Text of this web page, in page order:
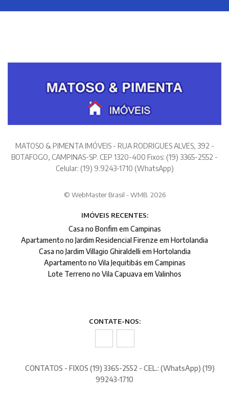
MATOSO & PIMENTA IMÓVEIS - RUA RODRIGUES ALVES, 392 -
BOTAFOGO, CAMPINAS-SP. CEP 1320-400 Fixos: (19) 3365-2552 -
Celular: (19) 9.9243-1710 (WhatsApp)
© WebMaster Brasil - WMB. 2026
IMÓVEIS RECENTES:
Casa no Bonfim em Campinas
Apartamento no Jardim Residencial Firenze em Hortolandia
Casa no Jardim Villagio Ghiraldelli em Hortolandia
Apartamento no Vila Jequitibás em Campinas
Lote Terreno no Vila Capuava em Valinhos
CONTATE-NOS:
CONTATOS - FIXOS (19) 3365-2552 - CEL.: (WhatsApp) (19)
99243-1710